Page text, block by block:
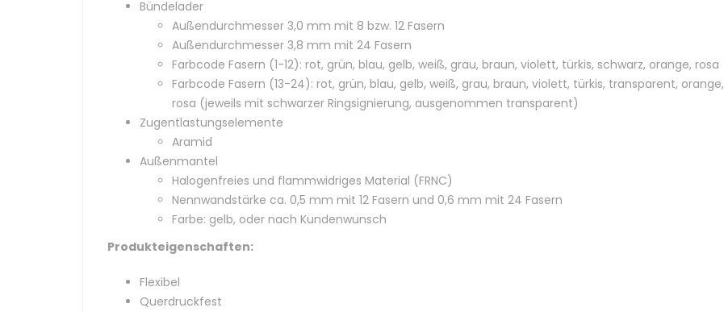
Bündelader
Außendurchmesser 3,0 mm mit 8 bzw. 12 Fasern
Außendurchmesser 3,8 mm mit 24 Fasern
Farbcode Fasern (1-12): rot, grün, blau, gelb, weiß, grau, braun, violett, türkis, schwarz, orange, rosa
Farbcode Fasern (13-24): rot, grün, blau, gelb, weiß, grau, braun, violett, türkis, transparent, orange,
rosa (jeweils mit schwarzer Ringsignierung, ausgenommen transparent)
Zugentlastungselemente
Aramid
Außenmantel
Halogenfreies und flammwidriges Material (FRNC)
Nennwandstärke ca. 0,5 mm mit 12 Fasern und 0,6 mm mit 24 Fasern
Farbe: gelb, oder nach Kundenwunsch
Produkteigenschaften:
Flexibel
Querdruckfest